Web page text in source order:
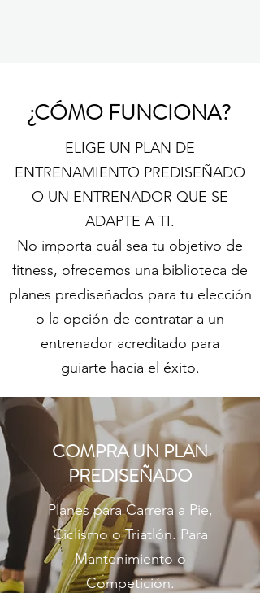
¿CÓMO FUNCIONA?
ELIGE UN PLAN DE
ENTRENAMIENTO PREDISEÑADO
O UN ENTRENADOR QUE SE
ADAPTE A TI.
No importa cuál sea tu objetivo de
fitness, ofrecemos una biblioteca de
planes prediseñados para tu elección
o la opción de contratar a un
entrenador acreditado para
guiarte hacia el éxito.
COMPRA UN PLAN
PREDISEÑADO
Planes para Carrera a Pie,
Ciclismo o Triatlón. Para
Mantenimiento o
Competición.